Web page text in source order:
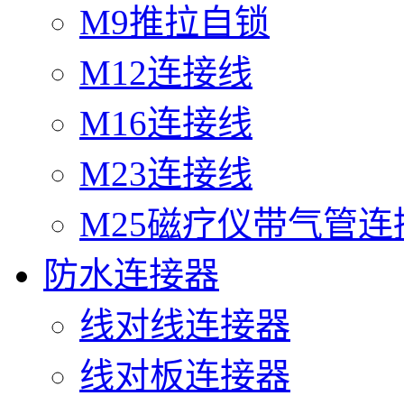
M9推拉自锁
M12连接线
M16连接线
M23连接线
M25磁疗仪带气管连
防水连接器
线对线连接器
线对板连接器